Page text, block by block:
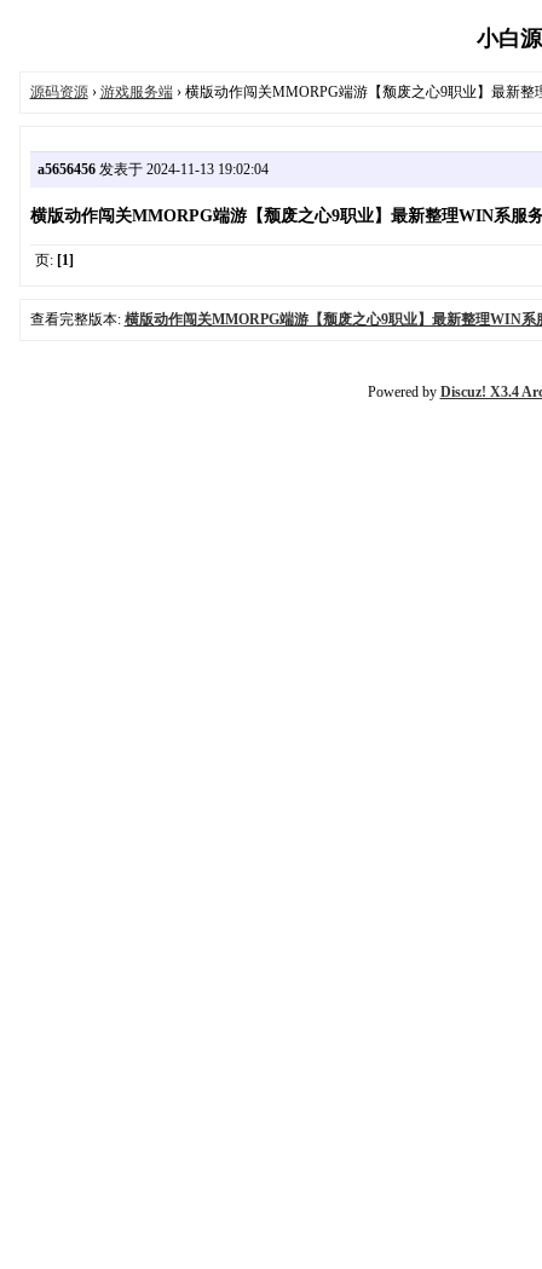
小白
源码资源› 游戏服务端› 横版动作闯关MMORPG端游【颓废之心9职业】最新整
a5656456发表于 2024-11-13 19:02:04
横版动作闯关MMORPG端游【颓废之心9职业】最新整理WIN系服
页: [1]
查看完整版本: 横版动作闯关MMORPG端游【颓废之心9职业】最新整理WIN系
Powered by Discuz! X3.4